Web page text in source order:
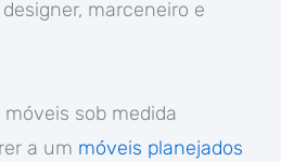
marceneiro e
sob medida
a um móveis planejados